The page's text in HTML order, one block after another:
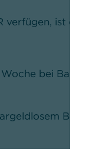
verfügen, ist damit
bei
Bezahlen